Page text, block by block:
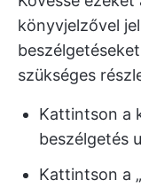
könyvjelzővel
szükséges
Kattintson a
beszélgetés
Kattintson a